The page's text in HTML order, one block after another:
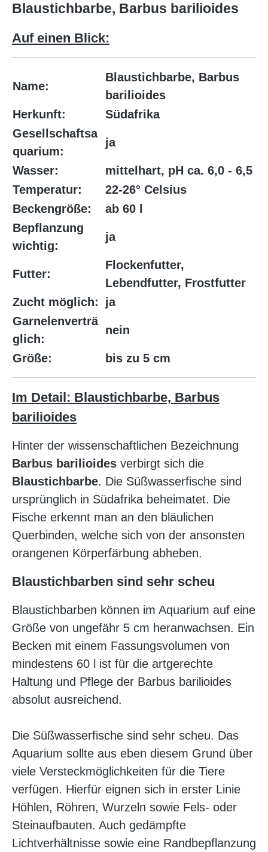
Blaustichbarbe, Barbus barilioides
Auf einen Blick:
Name:
Blaustichbarbe, Barbus
barilioides
Herkunft:
Südafrika
Gesellschaftsa
quarium:
ja
Wasser:
mittelhart, pH ca. 6,0 - 6,5
Temperatur:
22-26° Celsius
Beckengröße:
ab 60 l
Bepflanzung
wichtig:
ja
Futter:
Flockenfutter,
Lebendfutter, Frostfutter
Zucht möglich:
ja
Garnelenverträ
glich:
nein
Größe: bis zu 5 cm
Im Detail: Blaustichbarbe, Barbus
barilioides
Hinter der wissenschaftlichen Bezeichnung
Barbus barilioides verbirgt sich die
Blaustichbarbe. Die Süßwasserfische sind
ursprünglich in Südafrika beheimatet. Die
Fische erkennt man an den bläulichen
Querbinden, welche sich von der ansonsten
orangenen Körperfärbung abheben.
Blaustichbarben sind sehr scheu
Blaustichbarben können im Aquarium auf eine
Größe von ungefähr 5 cm heranwachsen. Ein
Becken mit einem Fassungsvolumen von
mindestens 60 l ist für die artgerechte
Haltung und Pflege der Barbus barilioides
absolut ausreichend.
Die Süßwasserfische sind sehr scheu. Das
Aquarium sollte aus eben diesem Grund über
viele Versteckmöglichkeiten für die Tiere
verfügen. Hierfür eignen sich in erster Linie
Höhlen, Röhren, Wurzeln sowie Fels- oder
Steinaufbauten. Auch gedämpfte
Lichtverhältnisse sowie eine Randbepflanzung